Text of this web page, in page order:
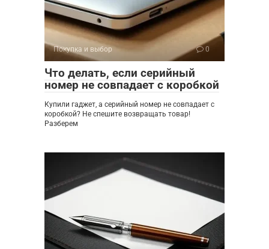
Покупка и выбор 0
Что делать, если серийный
номер не совпадает с коробкой
Купили гаджет, а серийный номер не совпадает с
коробкой? Не спешите возвращать товар!
Разберем